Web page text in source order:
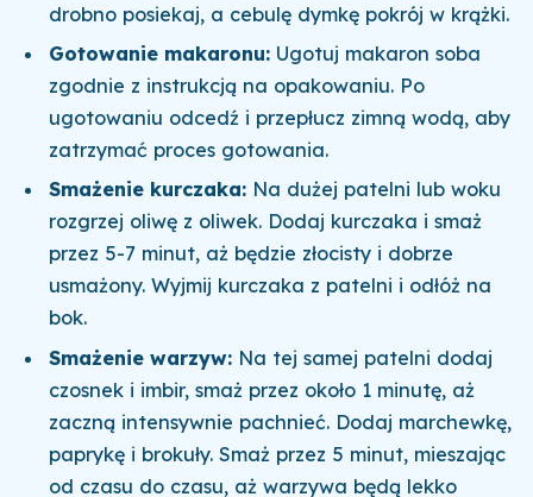
drobno posiekaj, a cebulę dymkę pokrój w krążki.
Gotowanie makaronu: Ugotuj makaron soba
zgodnie z instrukcją na opakowaniu. Po
ugotowaniu odcedź i przepłucz zimną wodą, aby
zatrzymać proces gotowania.
Smażenie kurczaka: Na dużej patelni lub woku
rozgrzej oliwę z oliwek. Dodaj kurczaka i smaż
przez 5-7 minut, aż będzie złocisty i dobrze
usmażony. Wyjmij kurczaka z patelni i odłóż na
bok.
Smażenie warzyw: Na tej samej patelni dodaj
czosnek i imbir, smaż przez około 1 minutę, aż
zaczną intensywnie pachnieć. Dodaj marchewkę,
paprykę i brokuły. Smaż przez 5 minut, mieszając
od czasu do czasu, aż warzywa będą lekko